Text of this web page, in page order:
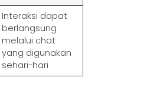
Interaksi dapat
berlangsung
melalui chat
yang digunakan
sehari-hari